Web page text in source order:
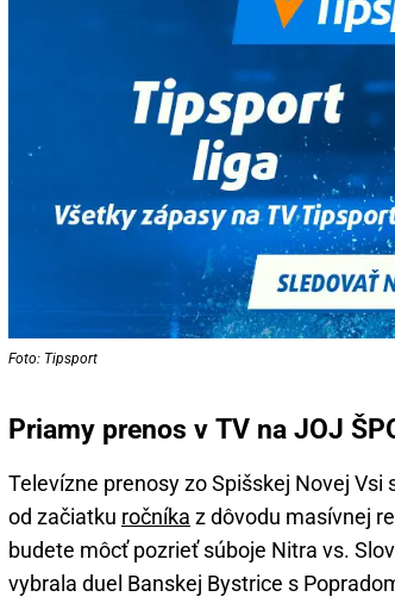
Foto: Tipsport
Priamy prenos v TV na JOJ
Televízne prenosy zo Spišskej Novej
od začiatku ročníka z dôvodu masívnej
budete môcť pozrieť súboje Nitra vs.
vybrala duel Banskej Bystrice s